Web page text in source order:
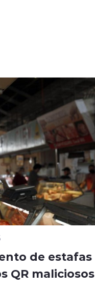
de estafas
QR maliciosos